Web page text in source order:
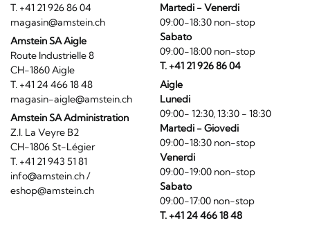
T. +41 21 926 86 04
magasin@amstein.ch
Amstein SA Aigle
Route Industrielle 8
CH-1860 Aigle
T. +41 24 466 18 48
magasin-aigle@amstein.ch
Amstein SA Administration
Z.I. La Veyre B2
CH-1806 St-Légier
T. +41 21 943 51 81
info@amstein.ch/
eshop@amstein.ch
Martedi - Venerdi
09:00-18:30 non-stop
Sabato
09:00-18:00 non-stop
T. +41 21 926 86 04
Aigle
Lunedi
09:00- 12:30, 13:30 - 18:30
Martedi - Giovedi
09:00-18:30 non-stop
Venerdi
09:00-19:00 non-stop
Sabato
09:00-17:00 non-stop
T. +41 24 466 18 48